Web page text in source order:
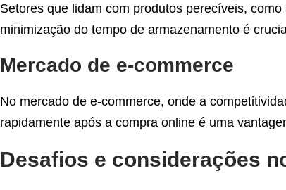
Setores que lidam com produtos perecíveis,
minimização do tempo de armazenamento é
Mercado de e-commerce
No mercado de e-commerce, onde a
rapidamente após a compra online é uma
Desafios e considerações